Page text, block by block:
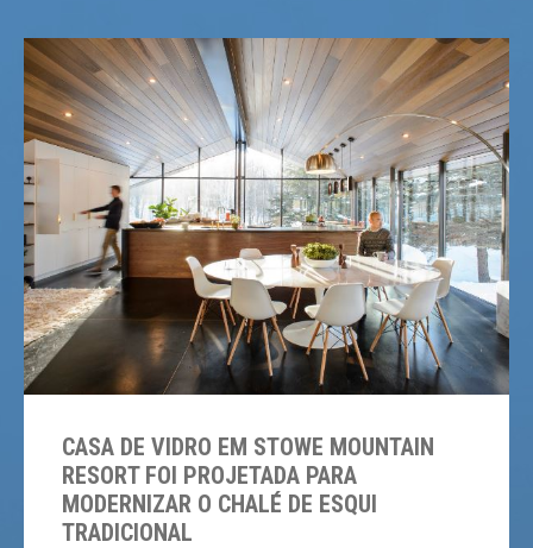
CASA DE VIDRO EM STOWE MOUNTAIN
RESORT FOI PROJETADA PARA
MODERNIZAR O CHALÉ DE ESQUI
TRADICIONAL